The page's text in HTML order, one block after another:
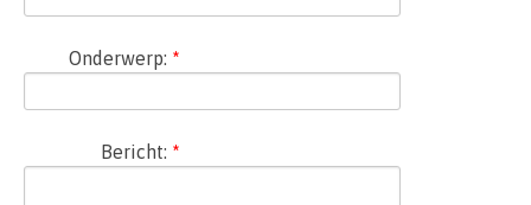
Onderwerp:
Bericht: